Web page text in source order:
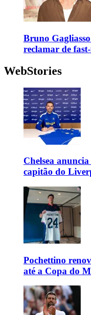
Bruno
reclamar de
WebStories
Chelsea
capitão do
Pochettino
até a Copa do